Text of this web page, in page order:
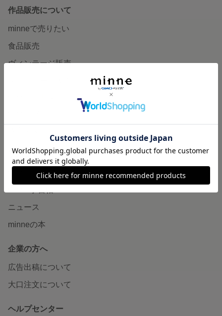
作品販売について
minneで売りたい
食品販売
ヴィンテージ販売
読みもの
minneとものづくりと
ニュース
minneの本
企業の方へ
広告出稿について
大口注文について
ヘルプセンター